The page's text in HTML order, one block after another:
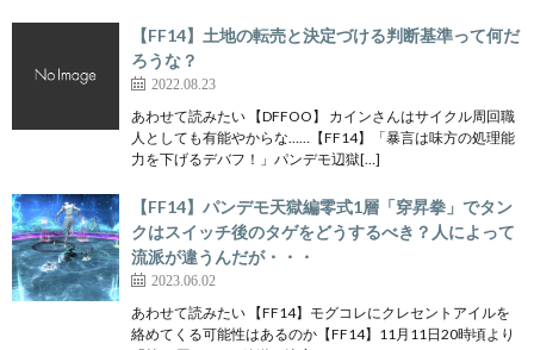
【FF14】土地の転売と決定づける判断基準って何だ
ろうな？
2022.08.23
あわせて読みたい 【DFFOO】 カインさんはサイクル周回職
人としても有能やからな……【FF14】「暴言は味方の処理能
力を下げるデバフ！」パンデモ辺獄[…]
【FF14】パンデモ天獄編零式1層「穿昇拳」でタン
クはスイッチ後のタゲをどうするべき？人によって
流派が違うんだが・・・
2023.06.02
あわせて読みたい 【FF14】モグコレにクレセントアイルを
絡めてくる可能性はあるのか【FF14】11月11日20時頃より